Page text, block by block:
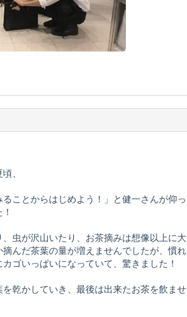
、
ことからはじめよう！」と健一さんが仰っ
虫が沢山いたり、お茶摘みは想像以上に大
んだ茶葉の量が増えませんでしたが、慣れ
ゴいっぱいになっていて、驚きました！
乾かしていき、最後は出来たお茶を飲ませ